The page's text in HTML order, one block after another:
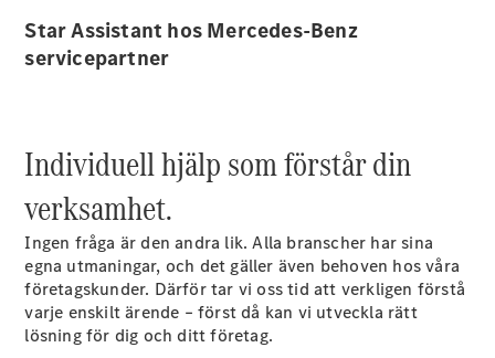
Elektriska modeller
Alla
Sprinter
Sprinter
Skåpbil
Star Assistant hos Mercedes-Benz
servicepartner
Individuell hjälp som förstår din
verksamhet.
Ingen fråga är den andra lik. Alla branscher har sina
egna utmaningar, och det gäller även behoven hos våra
företagskunder. Därför tar vi oss tid att verkligen förstå
varje enskilt ärende – först då kan vi utveckla rätt
lösning för dig och ditt företag.